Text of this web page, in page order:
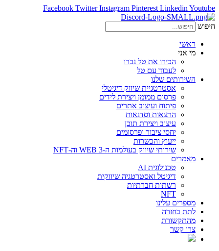
Facebook Twitter Instagram Pinterest Linkedin Youtube
חיפוש
ראשי
מי אני
הכירו את טל נברו
לעבוד עם טל
השירותים שלנו
אסטרטגיית שיווק דיגיטלי
פרסום ממומן ויצירת לידים
פיתוח ועיצוב אתרים
הרצאות וסדנאות
עיצוב ויצירת תוכן
יחסי ציבור ופרסומים
ייעוץ והכשרות
שירותי שיווק בעולמות ה-WEB 3 וה-NFT
מאמרים
טכנולוגית AI
דיגיטל ואסטרטגיה שיווקית
רשתות חברתיות
NFT
מספרים עלינו
לתת בחזרה
מהתקשורת
צרו קשר